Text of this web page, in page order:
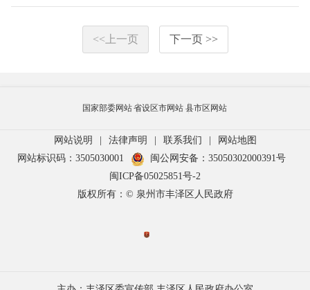
<<上一页 下一页 >>
国家部委网站省设区市网站 县市区网站
网站说明 | 法律声明 | 联系我们 |
网站地图
网站标识码：3505030001
闽公网安备：35050302000391号
闽ICP备05025851号-2
版权所有：© 泉州市丰泽区人民政府